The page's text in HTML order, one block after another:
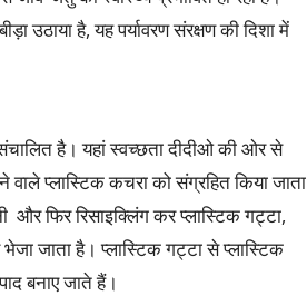
उठाया है, यह पर्यावरण संरक्षण की दिशा में
संचालित है। यहां स्वच्छता दीदीओ की ओर से
प्लास्टिक कचरा को संग्रहित किया जाता
और फिर रिसाइक्लिंग कर प्लास्टिक गट्टा,
भेजा जाता है। प्लास्टिक गट्टा से प्लास्टिक
बनाए जाते हैं।